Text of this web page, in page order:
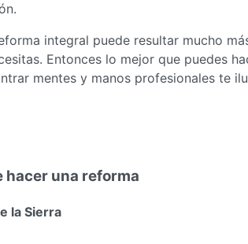
integral puede resultar mucho
Entonces lo mejor que puedes
mentes y manos profesionales te
hacer una reforma
la Sierra